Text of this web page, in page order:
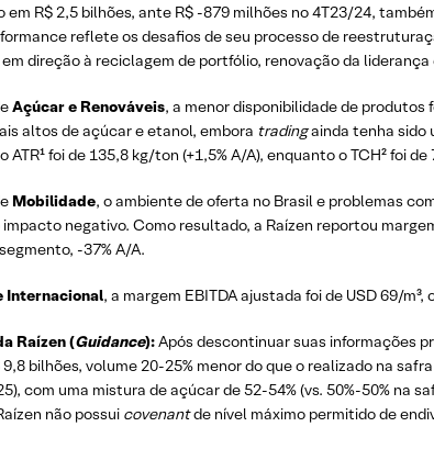
em R$ 2,5 bilhões, ante R$ -879 milhões no 4T23/24,
reflete os desafios de seu processo de
direção à reciclagem de portfólio, renovação da
Açúcar e Renováveis, a menor disponibilidade de
altos de açúcar e etanol, embora tradingainda tenha sido
ATR¹ foi de 135,8 kg/ton (+1,5% A/A), enquanto o TCH² foi
Mobilidade, o ambiente de oferta no Brasil e problemas
negativo. Como resultado, a Raízen reportou
-37% A/A.
Internacional, a margem EBITDA ajustada foi de USD 69/
Raízen (Guidance):Após descontinuar suas informações
9,8 bilhões, volume 20-25% menor do que o realizado na
com uma mistura de açúcar de 52-54% (vs. 50%-50% na
não possui covenantde nível máximo permitido de